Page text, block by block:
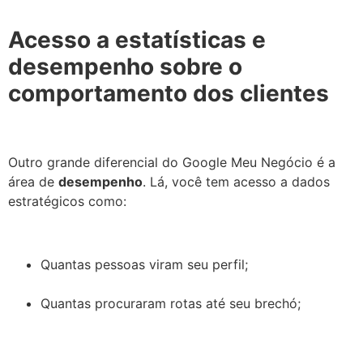
Acesso a estatísticas e
desempenho sobre o
comportamento dos clientes
Outro grande diferencial do Google Meu Negócio é a
área de desempenho. Lá, você tem acesso a dados
estratégicos como:
Quantas pessoas viram seu perfil;
Quantas procuraram rotas até seu brechó;